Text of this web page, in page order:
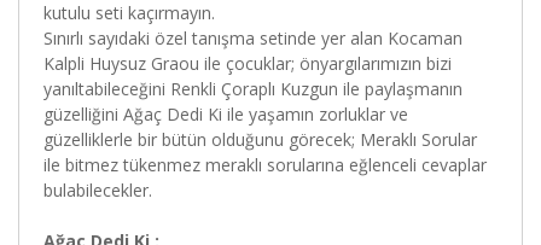
kutulu seti kaçırmayın.
Sınırlı sayıdaki özel tanışma setinde yer alan Kocaman
Kalpli Huysuz Graou ile çocuklar; önyargılarımızın bizi
yanıltabileceğini Renkli Çoraplı Kuzgun ile paylaşmanın
güzelliğini Ağaç Dedi Ki ile yaşamın zorluklar ve
güzelliklerle bir bütün olduğunu görecek; Meraklı Sorular
ile bitmez tükenmez meraklı sorularına eğlenceli cevaplar
bulabilecekler.